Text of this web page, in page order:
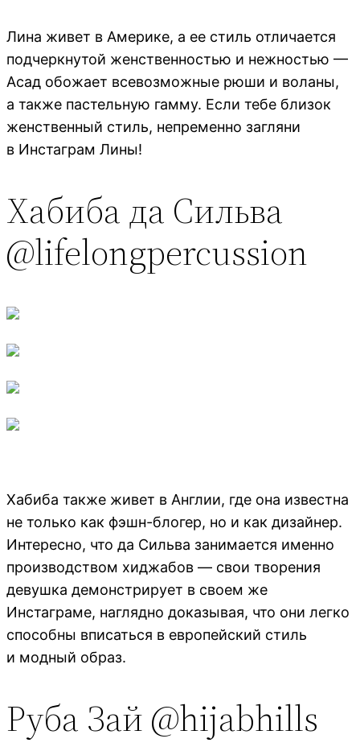
Лина живет в Америке, а ее стиль отличается
подчеркнутой женственностью и нежностью —
Асад обожает всевозможные рюши и воланы,
а также пастельную гамму. Если тебе близок
женственный стиль, непременно загляни
в Инстаграм Лины!
Хабиба да Сильва
@lifelongpercussion
Хабиба также живет в Англии, где она известна
не только как фэшн-блогер, но и как дизайнер.
Интересно, что да Сильва занимается именно
производством хиджабов — свои творения
девушка демонстрирует в своем же
Инстаграме, наглядно доказывая, что они легко
способны вписаться в европейский стиль
и модный образ.
Руба Зай @hijabhills